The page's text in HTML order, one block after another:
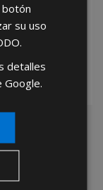
minoristas y
mayoristas.
botón
su uso
.
detalles
Google.